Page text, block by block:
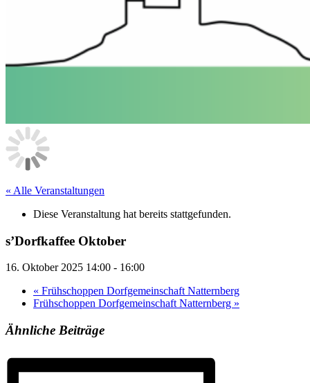
« Alle Veranstaltungen
Diese Veranstaltung hat bereits stattgefunden.
s’Dorfkaffee Oktober
16. Oktober 2025 14:00 - 16:00
« Frühschoppen Dorfgemeinschaft Natternberg
Frühschoppen Dorfgemeinschaft Natternberg »
Ähnliche Beiträge